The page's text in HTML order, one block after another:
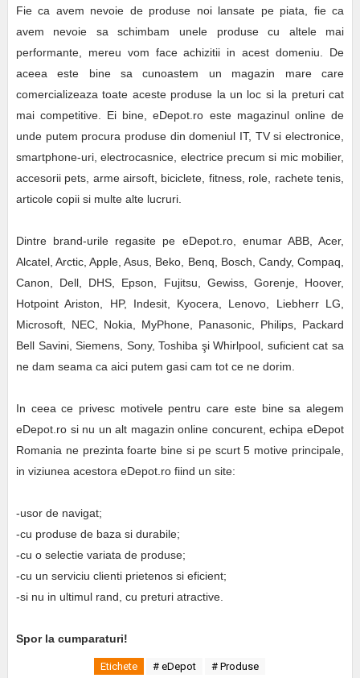
Fie ca avem nevoie de produse noi lansate pe piata, fie ca
avem nevoie sa schimbam unele produse cu altele mai
performante, mereu vom face achizitii in acest domeniu. De
aceea este bine sa cunoastem un magazin mare care
comercializeaza toate aceste produse la un loc si la preturi cat
mai competitive. Ei bine, eDepot.ro este magazinul online de
unde putem procura produse din domeniul IT, TV si electronice,
smartphone-uri, electrocasnice, electrice precum si mic mobilier,
accesorii pets, arme airsoft, biciclete, fitness, role, rachete tenis,
articole copii si multe alte lucruri.
Dintre brand-urile regasite pe eDepot.ro, enumar ABB, Acer,
Alcatel, Arctic, Apple, Asus, Beko, Benq, Bosch, Candy, Compaq,
Canon, Dell, DHS, Epson, Fujitsu, Gewiss, Gorenje, Hoover,
Hotpoint Ariston, HP, Indesit, Kyocera, Lenovo, Liebherr LG,
Microsoft, NEC, Nokia, MyPhone, Panasonic, Philips, Packard
Bell Savini, Siemens, Sony, Toshiba şi Whirlpool, suficient cat sa
ne dam seama ca aici putem gasi cam tot ce ne dorim.
In ceea ce privesc motivele pentru care este bine sa alegem
eDepot.ro si nu un alt magazin online concurent, echipa eDepot
Romania ne prezinta foarte bine si pe scurt 5 motive principale,
in viziunea acestora eDepot.ro fiind un site:
-usor de navigat;
-cu produse de baza si durabile;
-cu o selectie variata de produse;
-cu un serviciu clienti prietenos si eficient;
-si nu in ultimul rand, cu preturi atractive.
Spor la cumparaturi!
Etichete # eDepot # Produse